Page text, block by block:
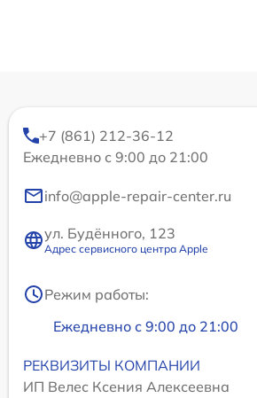
+7 (861) 212-36-12
Ежедневно с 9:00 до 21:00
info@apple-repair-center.ru
ул. Будённого, 123
Адрес сервисного центра Apple
Режим работы:
Ежедневно с 9:00 до 21:00
РЕКВИЗИТЫ КОМПАНИИ
ИП Велес Ксения Алексеевна